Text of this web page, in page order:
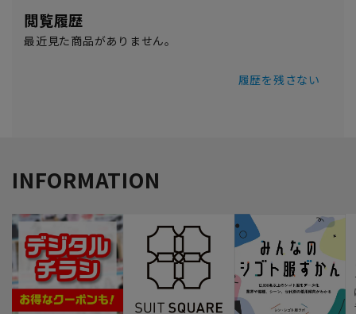
閲覧履歴
最近見た商品がありません。
履歴を残さない
INFORMATION